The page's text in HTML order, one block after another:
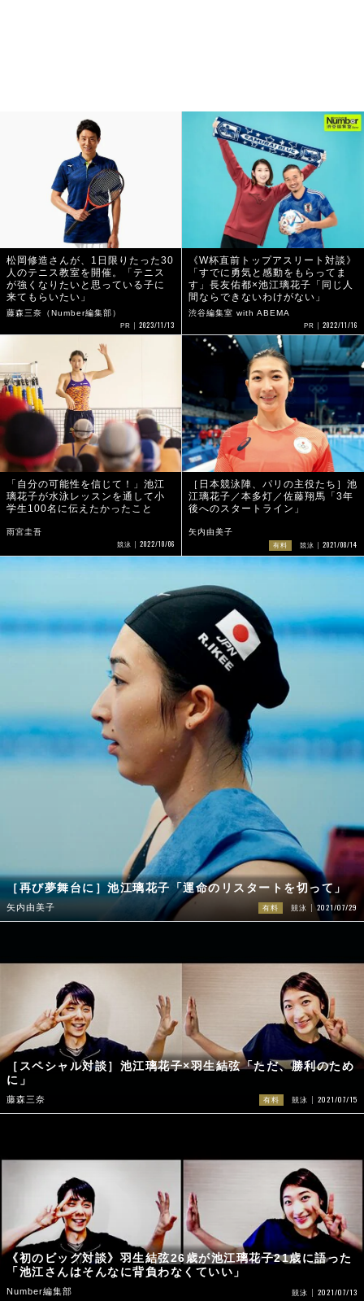
松岡修造さんが、1日限りたった30
人のテニス教室を開催。「テニス
が強くなりたいと思っている子に
来てもらいたい」
藤森三奈（Number編集部）
PR 2023/11/13
《W杯直前トップアスリート対談》
「すでに勇気と感動をもらってま
す」長友佑都×池江璃花子「同じ人
間ならできないわけがない」
渋谷編集室 with ABEMA
PR 2022/11/16
「自分の可能性を信じて！」池江
璃花子が水泳レッスンを通して小
学生100名に伝えたかったこと
雨宮圭吾
競泳 2022/10/06
［日本競泳陣、パリの主役たち］池
江璃花子／本多灯／佐藤翔馬「3年
後へのスタートライン」
矢内由美子
有料 競泳 2021/08/14
［再び夢舞台に］池江璃花子「運命のリスタートを切って」
矢内由美子 有料 競泳 2021/07/29
［スペシャル対談］池江璃花子×羽生結弦「ただ、勝利のため
に」
藤森三奈 有料 競泳 2021/07/15
《初のビッグ対談》羽生結弦26歳が池江璃花子21歳に語った
「池江さんはそんなに背負わなくていい」
Number編集部 競泳 2021/07/13